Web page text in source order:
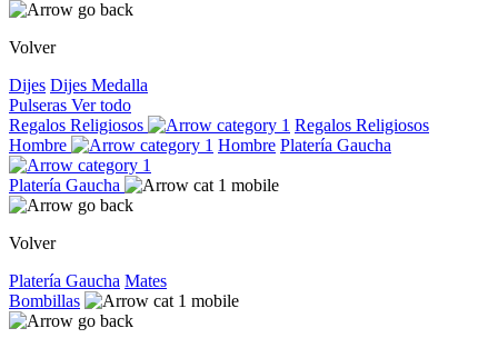
Volver
Dijes Dijes Medalla
Pulseras Ver todo
Regalos Religiosos
Regalos Religiosos
Hombre
Hombre Platería Gaucha
Platería Gaucha
Volver
Platería Gaucha Mates
Bombillas